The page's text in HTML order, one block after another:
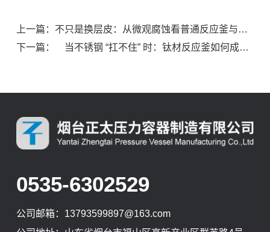
上一篇：不只是换层皮：从微观腐蚀看普通反应釜与钛材反应釜的本质差距
下一篇： 当不锈钢 “扛不住” 时：钛材反应釜如何成为强腐蚀工艺的终极答案?
0535-6302529
公司邮箱： 13793599897@163.com